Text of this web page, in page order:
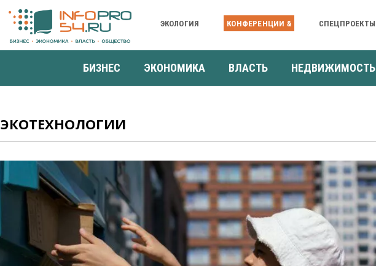
ЭКОЛОГИЯ КОНФЕРЕНЦИИ & СПЕЦПРОЕКТЫ
БИЗНЕС ЭКОНОМИКА ВЛАСТЬ НЕДВИЖИМОСТЬ
ЭКОТЕХНОЛОГИИ